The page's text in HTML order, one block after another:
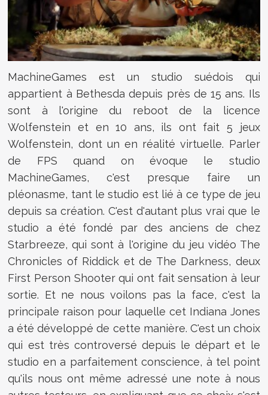
MachineGames est un studio suédois qui
appartient à Bethesda depuis près de 15 ans. Ils
sont à l'origine du reboot de la licence
Wolfenstein et en 10 ans, ils ont fait 5 jeux
Wolfenstein, dont un en réalité virtuelle. Parler
de FPS quand on évoque le studio
MachineGames, c'est presque faire un
pléonasme, tant le studio est lié à ce type de jeu
depuis sa création. C'est d'autant plus vrai que le
studio a été fondé par des anciens de chez
Starbreeze, qui sont à l'origine du jeu vidéo The
Chronicles of Riddick et de The Darkness, deux
First Person Shooter qui ont fait sensation à leur
sortie. Et ne nous voilons pas la face, c'est la
principale raison pour laquelle cet Indiana Jones
a été développé de cette manière. C'est un choix
qui est très controversé depuis le départ et le
studio en a parfaitement conscience, à tel point
qu'ils nous ont même adressé une note à nous